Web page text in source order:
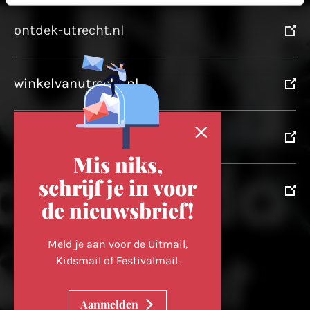
ontdek-utrecht.nl
winkelvanutrecht.nl
utrechtpartners.nl
Volg ons op
Mis niks,
schrijf je in voor
de nieuwsbrief!
Meld je aan voor de Uitmail,
Kidsmail of Festivalmail.
Aanmelden